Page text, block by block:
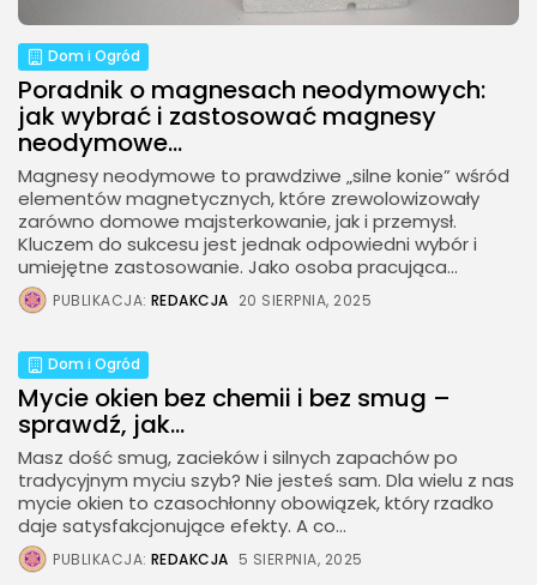
Dom i Ogród
Poradnik o magnesach neodymowych:
jak wybrać i zastosować magnesy
neodymowe...
Magnesy neodymowe to prawdziwe „silne konie” wśród
elementów magnetycznych, które zrewolowizowały
zarówno domowe majsterkowanie, jak i przemysł.
Kluczem do sukcesu jest jednak odpowiedni wybór i
umiejętne zastosowanie. Jako osoba pracująca...
PUBLIKACJA: REDAKCJA 20 SIERPNIA, 2025
Dom i Ogród
Mycie okien bez chemii i bez smug –
sprawdź, jak...
Masz dość smug, zacieków i silnych zapachów po
tradycyjnym myciu szyb? Nie jesteś sam. Dla wielu z nas
mycie okien to czasochłonny obowiązek, który rzadko
daje satysfakcjonujące efekty. A co...
PUBLIKACJA: REDAKCJA 5 SIERPNIA, 2025